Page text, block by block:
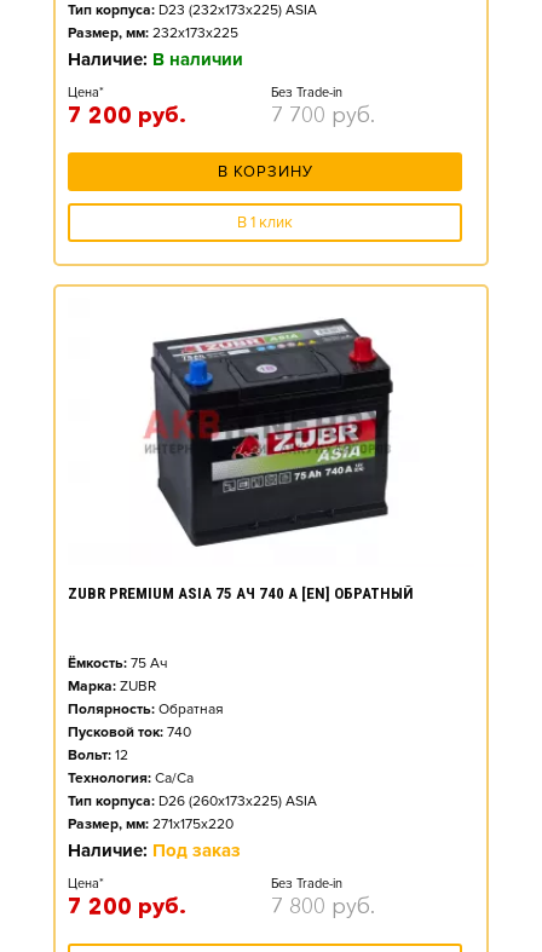
Тип корпуса: D23 (232x173x225) ASIA
Размер, мм: 232x173x225
Наличие: В наличии
Цена*
7 200 руб.
Без Trade-in
7 700 руб.
В КОРЗИНУ
В 1 клик
ZUBR PREMIUM ASIA 75 АЧ 740 А [EN] ОБРАТНЫЙ
Ёмкость: 75 Ач
Марка: ZUBR
Полярность: Обратная
Пусковой ток: 740
Вольт: 12
Технология: Ca/Ca
Тип корпуса: D26 (260x173x225) ASIA
Размер, мм: 271x175x220
Наличие: Под заказ
Цена*
7 200 руб.
Без Trade-in
7 800 руб.